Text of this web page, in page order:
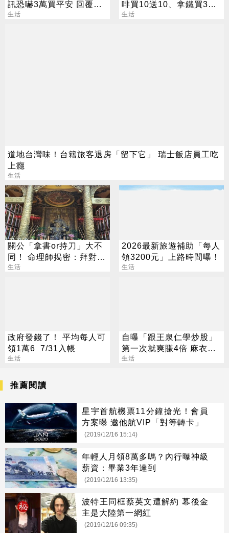
訊恐嚇3萬買平安 回覆就
中招
生活
啡買10送10、拿鐵買30
送30
生活
道地台灣味！台籍旅客退房「留下它」 瑞士飯店員工吃
上癮
生活
關公「拿書or持刀」大不
同！ 命理師揭密：拜對大
加分、拜錯恐虧本
生活
2026最新旅遊補助「每人
領3200元」上路時間曝！
生活
政府發錢了！ 平均每人可
領1萬6 7/31入帳
生活
自曝「跟王泉仁學炒股」
第一次就爽賺4倍 麻衣：
感謝指導
生活
推薦閱讀
星宇首航機票11分鐘搶光！會員
方案曝 邀他航VIP「對等轉卡」
(2019/12/16 15:14)
年輕人月領8萬多嗎？內行曝神級
薪資：畢業3年達到
(2019/12/16 13:35)
波特王同框蔡英文遭解約 幕後金
主是大陸第一網紅
(2019/12/16 09:35)